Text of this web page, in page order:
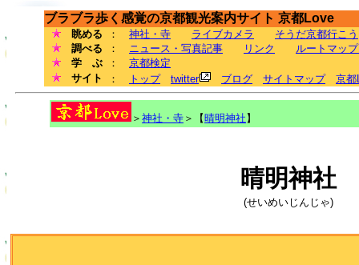
ブラブラ歩く感覚の京都観光案内サイト 京都Love
眺める ： 神社・寺 ライブカメラ
そうだ京都行こう
調べる
： ニュース・写真記事 リンク
ルートマッ
学 ぶ
： 京都検定
サイト
： トップ twitter ブログ サイトマップ 京都
＞ 神社・寺 ＞【晴明神社 】
晴明神社
(せいめいじんじゃ)